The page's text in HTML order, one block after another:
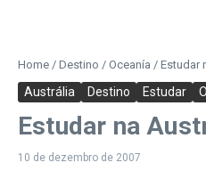
Home / Destino / Oceanía / Estudar
Austrália Destino Estudar
Estudar na
10 de dezembro de 2007